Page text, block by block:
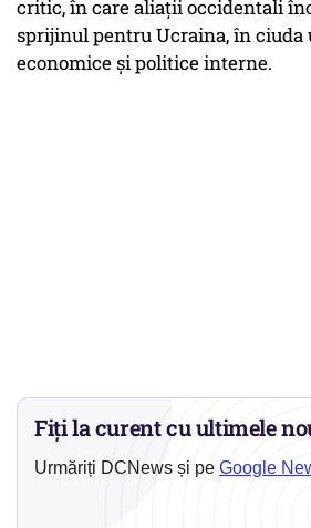
critic, în care aliații occidentali
sprijinul pentru Ucraina, în ciuda
economice și politice interne.
Fiți la curent cu ultimele
Urmăriți DCNews și pe Google